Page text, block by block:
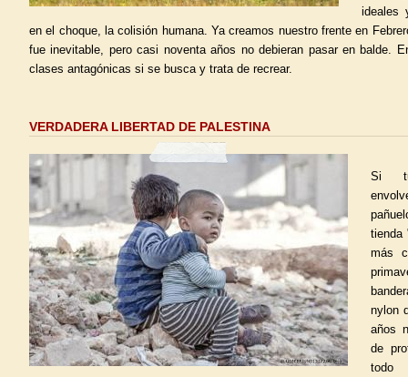
ideales
en el choque, la colisión humana. Ya creamos nuestro frente en
fue inevitable, pero casi noventa años no debieran pasar en balde.
clases antagónicas si se busca y trata de recrear.
VERDADERA LIBERTAD DE PALESTINA
Si
tienda
más
nylon
años
de
todo